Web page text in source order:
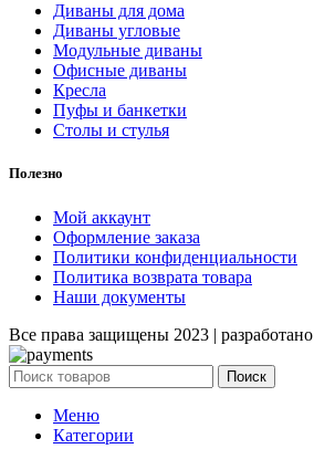
Диваны для дома
Диваны угловые
Модульные диваны
Офисные диваны
Кресла
Пуфы и банкетки
Столы и стулья
Полезно
Мой аккаунт
Оформление заказа
Политики конфиденциальности
Политика возврата товара
Наши документы
Все права защищены 2023 | разработано
Поиск
Меню
Категории